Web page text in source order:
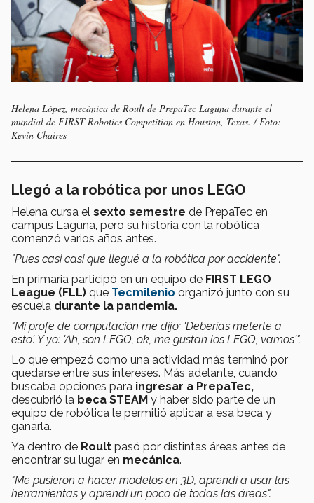
Helena López, mecánica de Roult de PrepaTec Laguna durante el
mundial de FIRST Robotics Competition en Houston, Texas. / Foto:
Kevin Chaires
Llegó a la robótica por unos LEGO
Helena cursa el sexto semestre de PrepaTec en
campus Laguna, pero su historia con la robótica
comenzó varios años antes.
"Pues casi casi que llegué a la robótica por accidente".
En primaria participó en un equipo de FIRST LEGO
League (FLL) que Tecmilenio organizó junto con su
escuela durante la pandemia.
"Mi profe de computación me dijo: 'Deberías meterte a
esto'. Y yo: 'Ah, son LEGO, ok, me gustan los LEGO, vamos'".
Lo que empezó como una actividad más terminó por
quedarse entre sus intereses. Más adelante, cuando
buscaba opciones para ingresar a PrepaTec,
descubrió la beca STEAM y haber sido parte de un
equipo de robótica le permitió aplicar a esa beca y
ganarla.
Ya dentro de Roult pasó por distintas áreas antes de
encontrar su lugar en mecánica.
"Me pusieron a hacer modelos en 3D, aprendí a usar las
herramientas y aprendí un poco de todas las áreas".